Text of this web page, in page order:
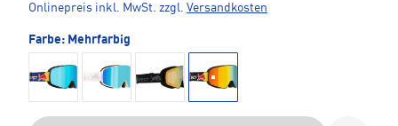
Onlinepreis inkl. MwSt. zzgl. Versandkosten
Farbe: Mehrfarbig